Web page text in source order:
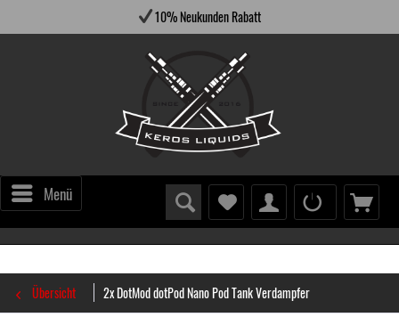
10% Neukunden Rabatt
Menü
Übersicht 2x DotMod dotPod Nano Pod Tank Verdampfer